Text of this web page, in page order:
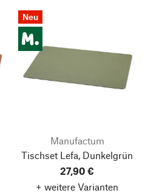
Neu
Manufactum
Tischset Lefa, Dunkelgrün
27,90 €
+ weitere Varianten